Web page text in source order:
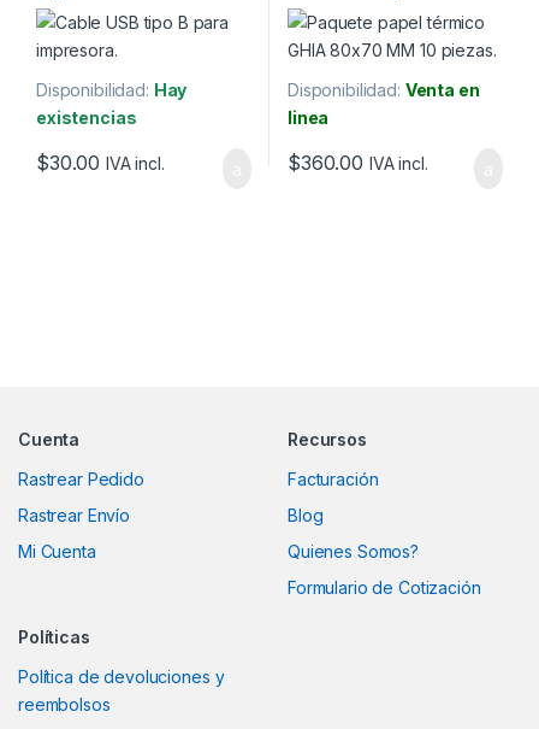
Disponibilidad: Hay
existencias
$30.00 IVA incl.
Disponibilidad: Venta en
linea
$360.00 IVA incl.
Cuenta
Rastrear Pedido
Rastrear Envío
Mi Cuenta
Recursos
Facturación
Blog
Quienes Somos?
Formulario de Cotización
Políticas
Política de devoluciones y
reembolsos